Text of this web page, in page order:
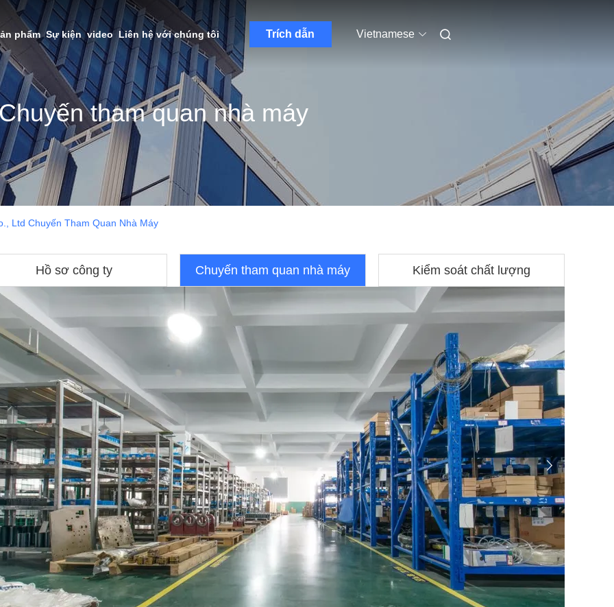
phẩm Sự kiện video Liên hệ với chúng tôi Trích dẫn Vietnamese
tham quan nhà máy
Ltd Chuyến Tham Quan Nhà Máy
Hồ sơ công ty Chuyến tham quan nhà máy Kiểm soát chất lượng